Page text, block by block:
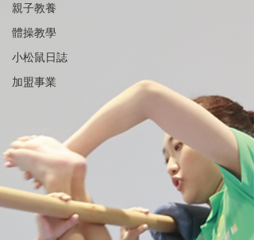
親子教養
體操教學
小松鼠日誌
加盟事業